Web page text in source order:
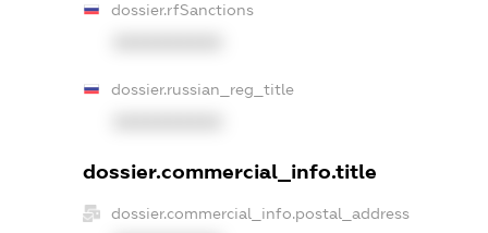
dossier.rfSanctions
dossier.russian_reg_title
dossier.commercial_info.title
dossier.commercial_info.postal_address